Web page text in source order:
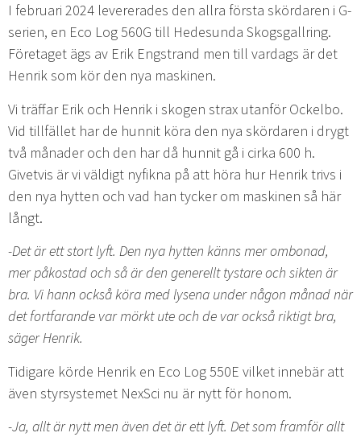
I februari 2024 levererades den allra första skördaren i G-
serien, en Eco Log 560G till Hedesunda Skogsgallring.
Företaget ägs av Erik Engstrand men till vardags är det
Henrik som kör den nya maskinen.
Vi träffar Erik och Henrik i skogen strax utanför Ockelbo.
Vid tillfället har de hunnit köra den nya skördaren i drygt
två månader och den har då hunnit gå i cirka 600 h.
Givetvis är vi väldigt nyfikna på att höra hur Henrik trivs i
den nya hytten och vad han tycker om maskinen så här
långt.
-Det är ett stort lyft. Den nya hytten känns mer ombonad,
mer påkostad och så är den generellt tystare och sikten är
bra. Vi hann också köra med lysena under någon månad när
det fortfarande var mörkt ute och de var också riktigt bra,
säger Henrik.
Tidigare körde Henrik en Eco Log 550E vilket innebär att
även styrsystemet NexSci nu är nytt för honom.
-Ja, allt är nytt men även det är ett lyft. Det som framför allt